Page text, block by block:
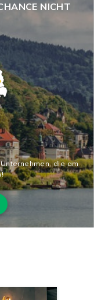
NICHT
die am